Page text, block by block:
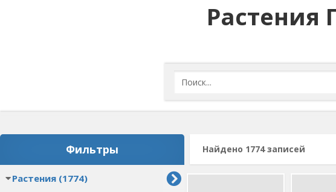
Растения
Фильтры
Растения (1774)
Найдено 1774 записей